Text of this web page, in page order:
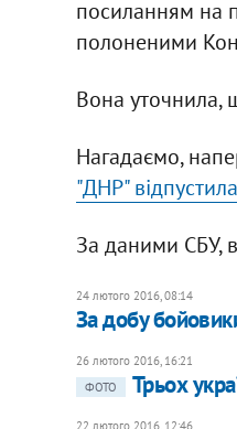
посиланням на
полоненими
Вона уточнила,
Нагадаємо,
"ДНР"
За даними СБУ,
24 лютого 2016, 08:14
За добу
26 лютого 2016, 16:21
ФОТО
Трьох
22 лютого 2016, 12:46